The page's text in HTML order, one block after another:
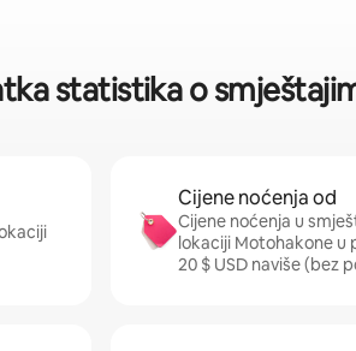
statistika o
Cijene noćenja od
Cijene noćenja u
lokaciji Motohakone u
20 $ USD naviše (bez